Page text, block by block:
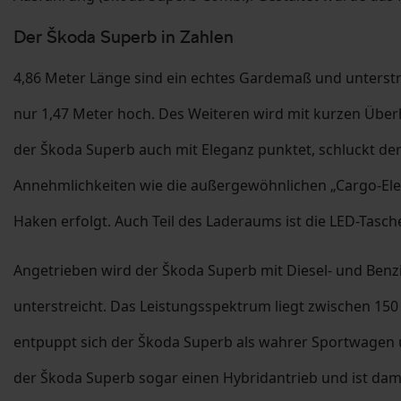
Der Škoda Superb in Zahlen
4,86 Meter Länge sind ein echtes Gardemaß und
nur 1,47 Meter hoch. Des Weiteren wird mit kurzen
der Škoda Superb auch mit Eleganz punktet, schluckt
Annehmlichkeiten wie die außergewöhnlichen „Cargo-
Haken erfolgt. Auch Teil des Laderaums ist die LED-
Angetrieben wird der Škoda Superb mit Diesel- und
unterstreicht. Das Leistungsspektrum liegt zwischen
entpuppt sich der Škoda Superb als wahrer
der Škoda Superb sogar einen Hybridantrieb und ist